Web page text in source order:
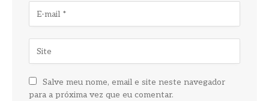
Salve meu nome, email e site neste navegador
para a próxima vez que eu comentar.